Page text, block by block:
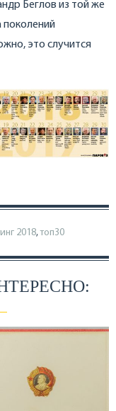
Беглов из той же
поколений
это случится
2018,топ30